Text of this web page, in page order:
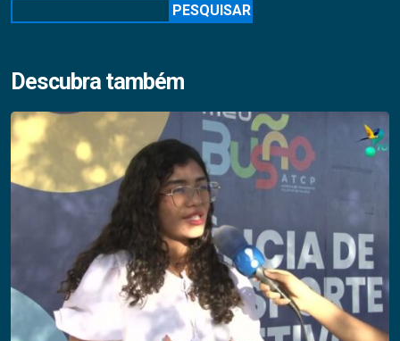
PESQUISAR
Descubra também